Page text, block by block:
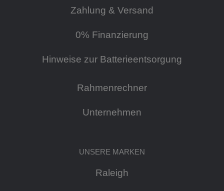
Zahlung & Versand
0% Finanzierung
Hinweise zur Batterieentsorgung
Rahmenrechner
Unternehmen
UNSERE MARKEN
Raleigh